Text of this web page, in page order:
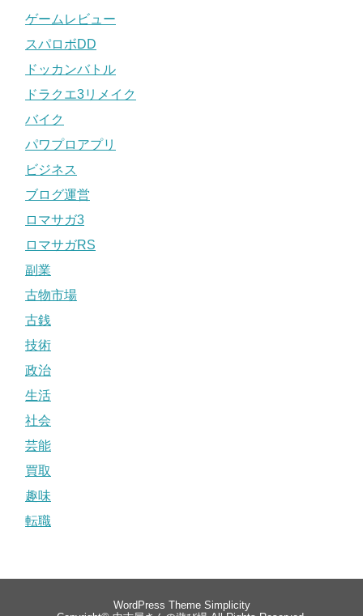
ゲームレビュー
スパロボDD
ドッカンバトル
ドラクエ3リメイク
バイク
パワプロアプリ
ビジネス
ブログ運営
ロマサガ3
ロマサガRS
副業
古物市場
古銭
技術
政治
生活
社会
芸能
買取
趣味
転職
WordPress Theme Simplicity